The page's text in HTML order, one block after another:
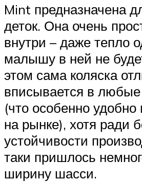
Mint предназначена
деток. Она очень
внутри – даже тепло
малышу в ней не
этом сама коляска
вписывается в
(что особенно удобно
на рынке), хотя ради
устойчивости
таки пришлось
ширину шасси.